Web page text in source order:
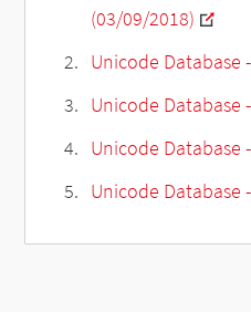
(03/09/2018)
Unicode Database
Unicode Database
Unicode Database
Unicode Database